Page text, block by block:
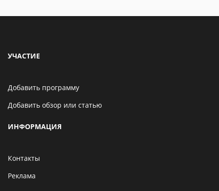
УЧАСТИЕ
Добавить программу
Добавить обзор или статью
ИНФОРМАЦИЯ
Контакты
Реклама